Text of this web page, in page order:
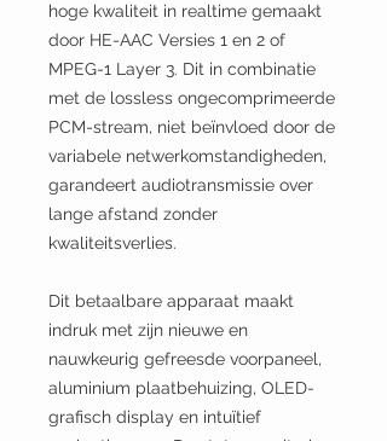
hoge kwaliteit in realtime gemaakt
door HE-AAC Versies 1 en 2 of
MPEG-1 Layer 3. Dit in combinatie
met de lossless ongecomprimeerde
PCM-stream, niet beïnvloed door de
variabele netwerkomstandigheden,
garandeert audiotransmissie over
lange afstand zonder
kwaliteitsverlies.
Dit betaalbare apparaat maakt
indruk met zijn nieuwe en
nauwkeurig gefreesde voorpaneel,
aluminium plaatbehuizing, OLED-
grafisch display en intuïtief